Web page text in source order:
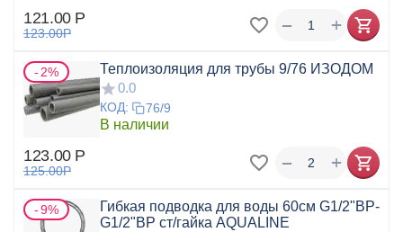
121.00 Р
123.00Р +
−
2%
Теплоизоляция для трубы 9/76 ИЗОДОМ
0.0
КОД: 76/9
В наличии
123.00 Р
125.00Р +
−
9%
Гибкая подводка для воды 60см G1/2"ВР-
G1/2"ВР ст/гайка AQUALINE